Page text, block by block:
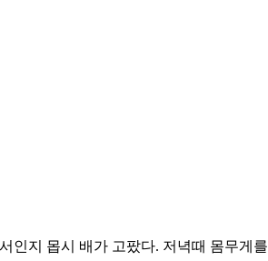
인지 몹시 배가 고팠다. 저녁때 몸무게를